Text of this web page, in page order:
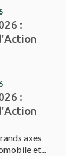
:
:
axes
et...